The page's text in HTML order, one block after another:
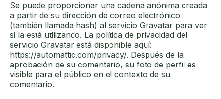
Se puede proporcionar una cadena anónima creada
a partir de su dirección de correo electrónico
(también llamada hash) al servicio Gravatar para ver
si la está utilizando. La política de privacidad del
servicio Gravatar está disponible aquí:
https://automattic.com/privacy/. Después de la
aprobación de su comentario, su foto de perfil es
visible para el público en el contexto de su
comentario.